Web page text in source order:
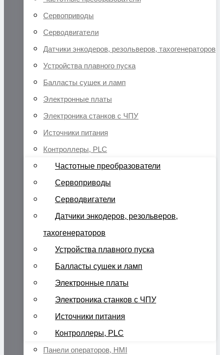
Сервоприводы
Серводвигатели
Датчики энкодеров, резольверов, тахогенераторов
Устройства плавного пуска
Балласты сушек и ламп
Электронные платы
Электроника станков с ЧПУ
Источники питания
Контроллеры, PLC
Частотные преобразователи
Сервоприводы
Серводвигатели
Датчики энкодеров, резольверов,
тахогенераторов
Устройства плавного пуска
Балласты сушек и ламп
Электронные платы
Электроника станков с ЧПУ
Источники питания
Контроллеры, PLC
Панели операторов, HMI